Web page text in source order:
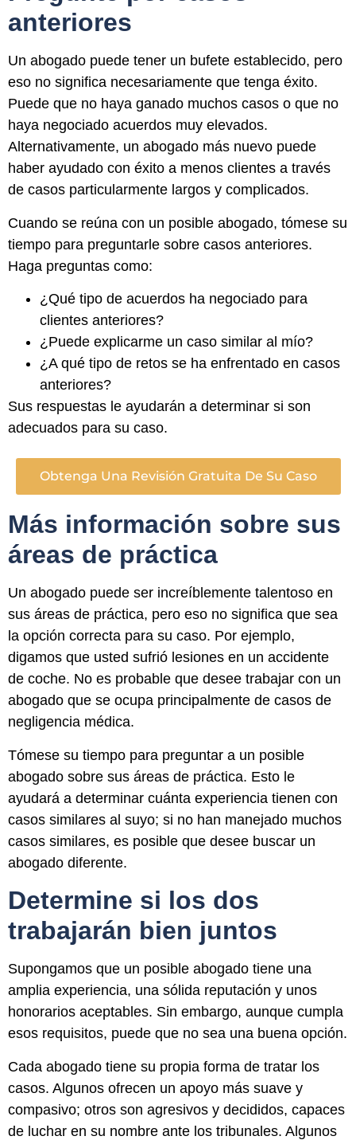
anteriores
Un abogado puede tener un bufete establecido, pero
eso no significa necesariamente que tenga éxito.
Puede que no haya ganado muchos casos o que no
haya negociado acuerdos muy elevados.
Alternativamente, un abogado más nuevo puede
haber ayudado con éxito a menos clientes a través
de casos particularmente largos y complicados.
Cuando se reúna con un posible abogado, tómese su
tiempo para preguntarle sobre casos anteriores.
Haga preguntas como:
¿Qué tipo de acuerdos ha negociado para
clientes anteriores?
¿Puede explicarme un caso similar al mío?
¿A qué tipo de retos se ha enfrentado en casos
anteriores?
Sus respuestas le ayudarán a determinar si son
adecuados para su caso.
Obtenga Una Revisión Gratuita De Su Caso
Más información sobre sus
áreas de práctica
Un abogado puede ser increíblemente talentoso en
sus áreas de práctica, pero eso no significa que sea
la opción correcta para su caso. Por ejemplo,
digamos que usted sufrió lesiones en un accidente
de coche. No es probable que desee trabajar con un
abogado que se ocupa principalmente de casos de
negligencia médica.
Tómese su tiempo para preguntar a un posible
abogado sobre sus áreas de práctica. Esto le
ayudará a determinar cuánta experiencia tienen con
casos similares al suyo; si no han manejado muchos
casos similares, es posible que desee buscar un
abogado diferente.
Determine si los dos
trabajarán bien juntos
Supongamos que un posible abogado tiene una
amplia experiencia, una sólida reputación y unos
honorarios aceptables. Sin embargo, aunque cumpla
esos requisitos, puede que no sea una buena opción.
Cada abogado tiene su propia forma de tratar los
casos. Algunos ofrecen un apoyo más suave y
compasivo; otros son agresivos y decididos, capaces
de luchar en su nombre ante los tribunales. Algunos